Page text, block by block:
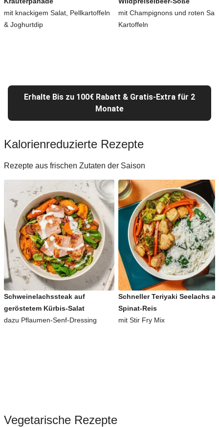
mit knackigem Salat, Pellkartoffeln
& Joghurtdip
mit Champignons und roten
Kartoffeln
Erhalte Bis zu 100€ Rabatt & Gratis-Extra für 2
Monate
Kalorienreduzierte Rezepte
Rezepte aus frischen Zutaten der Saison
Schweinelachssteak auf
geröstetem Kürbis-Salat
dazu Pflaumen-Senf-Dressing
Schneller Teriyaki Seelachs
Spinat-Reis
mit Stir Fry Mix
Vegetarische Rezepte